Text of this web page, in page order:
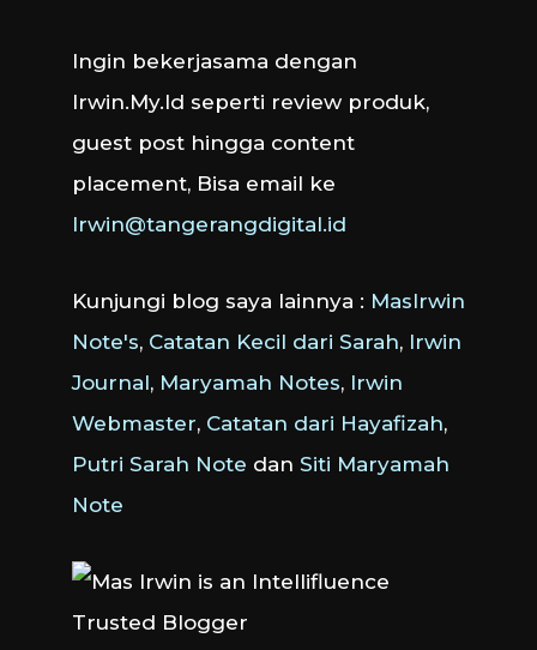
Ingin bekerjasama dengan
Irwin.My.Id seperti review produk,
guest post hingga content
placement, Bisa email ke
Irwin@tangerangdigital.id
Kunjungi blog saya lainnya : MasIrwin
Note's, Catatan Kecil dari Sarah, Irwin
Journal, Maryamah Notes, Irwin
Webmaster, Catatan dari Hayafizah,
Putri Sarah Note dan Siti Maryamah
Note